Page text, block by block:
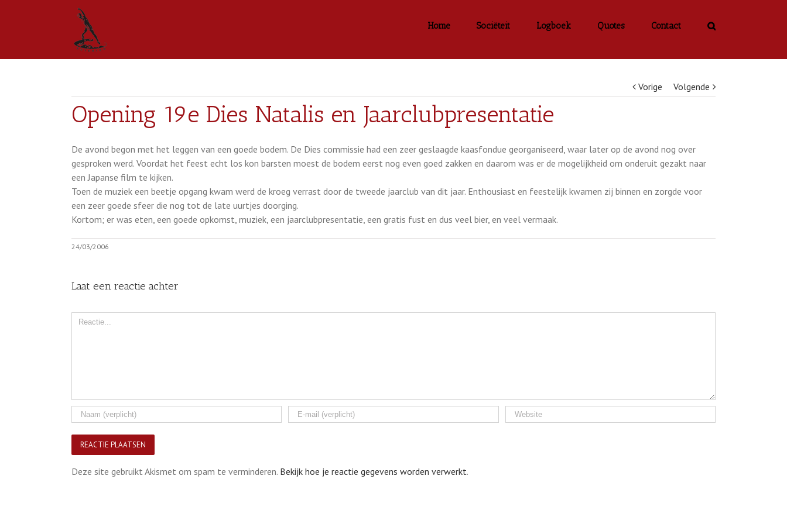
Home Sociëteit Logboek Quotes Contact
Vorige Volgende
Opening 19e Dies Natalis en Jaarclubpresentatie
De avond begon met het leggen van een goede bodem. De Dies commissie had een zeer geslaagde kaasfondue georganiseerd, waar later op de avond nog over
gesproken werd. Voordat het feest echt los kon barsten moest de bodem eerst nog even goed zakken en daarom was er de mogelijkheid om onderuit gezakt naar
een Japanse film te kijken.
Toen de muziek een beetje opgang kwam werd de kroeg verrast door de tweede jaarclub van dit jaar. Enthousiast en feestelijk kwamen zij binnen en zorgde voor
een zeer goede sfeer die nog tot de late uurtjes doorging.
Kortom; er was eten, een goede opkomst, muziek, een jaarclubpresentatie, een gratis fust en dus veel bier, en veel vermaak.
24/03/2006
Laat een reactie achter
Comment
Deze site gebruikt Akismet om spam te verminderen. Bekijk hoe je reactie gegevens worden verwerkt.